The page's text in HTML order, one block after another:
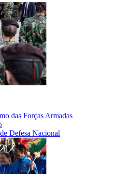
das Forças Armadas
Defesa Nacional